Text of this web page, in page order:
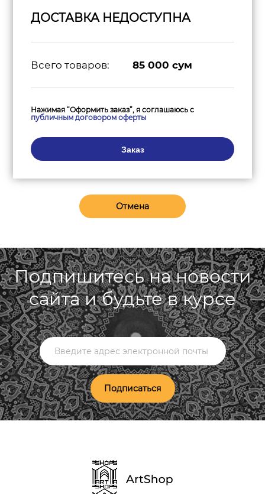
ДОСТАВКА НЕДОСТУПНА
Всего товаров: 85 000 сум
Нажимая “Оформить заказ”, я соглашаюсь с
публичным договором оферты
Заказ
Отмена
Подпишитесь на новости
сайта и будьте в курсе
Подписаться